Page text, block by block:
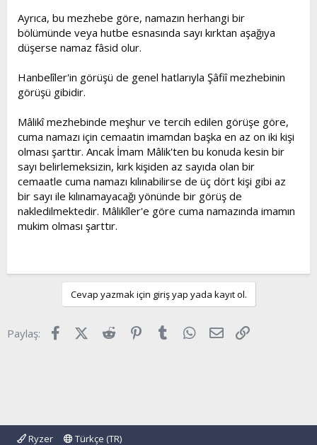
Ayrıca, bu mezhebe göre, namazın herhangi bir
bölümünde veya hutbe esnasında sayı kırktan aşağıya
düşerse namaz fâsid olur.
Hanbelîler'in görüşü de genel hatlarıyla Şâfiî mezhebinin
görüşü gibidir.
Mâlikî mezhebinde meşhur ve tercih edilen görüşe göre,
cuma namazı için cemaatin imamdan başka en az on iki kişi
olması şarttır. Ancak İmam Mâlik'ten bu konuda kesin bir
sayı belirlemeksizin, kırk kişiden az sayıda olan bir
cemaatle cuma namazı kılınabilirse de üç dört kişi gibi az
bir sayı ile kılınamayacağı yönünde bir görüş de
nakledilmektedir. Mâlikîler'e göre cuma namazında imamın
mukim olması şarttır.
Cevap yazmak için giriş yap yada kayıt ol.
Paylaş: FacebookX (Twitter)
Reddit Pinterest
Tumblr WhatsApp
E-posta
Ryzer Türkçe (TR)